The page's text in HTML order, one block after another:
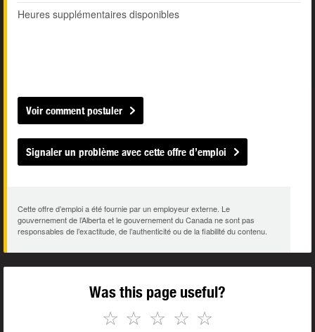
Heures supplémentaires disponibles
Voir comment postuler
Signaler un problème avec cette offre d’emploi
Cette offre d’emploi a été fournie par un employeur externe. Le
gouvernement de l’Alberta et le gouvernement du Canada ne sont pas
responsables de l’exactitude, de l’authenticité ou de la fiabilité du contenu.
Was this page useful?
☆
☆
☆
☆
☆